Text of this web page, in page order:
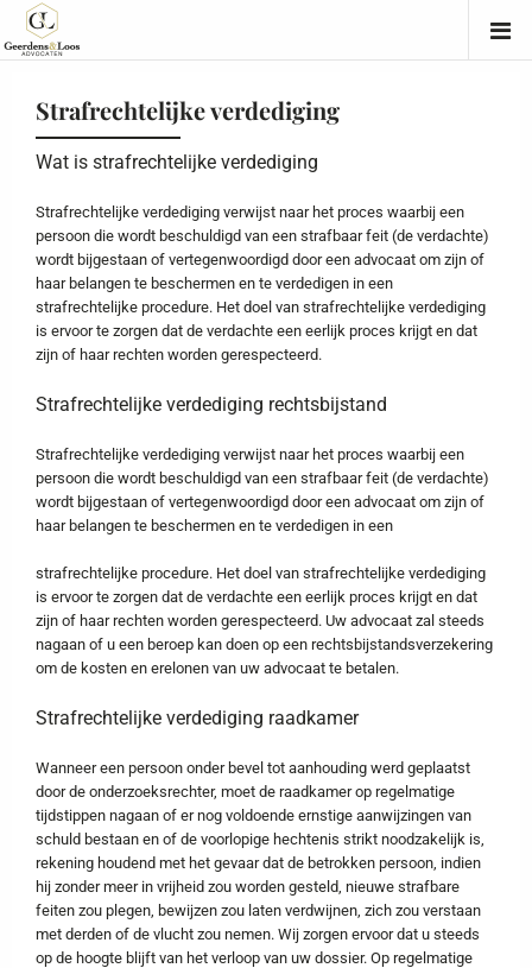
Strafrechtelijke verdediging
Wat is strafrechtelijke verdediging
Strafrechtelijke verdediging verwijst naar het proces waarbij een
persoon die wordt beschuldigd van een strafbaar feit (de verdachte)
wordt bijgestaan of vertegenwoordigd door een advocaat om zijn of
haar belangen te beschermen en te verdedigen in een
strafrechtelijke procedure. Het doel van strafrechtelijke verdediging
is ervoor te zorgen dat de verdachte een eerlijk proces krijgt en dat
zijn of haar rechten worden gerespecteerd.
Strafrechtelijke verdediging rechtsbijstand
Strafrechtelijke verdediging verwijst naar het proces waarbij een
persoon die wordt beschuldigd van een strafbaar feit (de verdachte)
wordt bijgestaan of vertegenwoordigd door een advocaat om zijn of
haar belangen te beschermen en te verdedigen in een
strafrechtelijke procedure. Het doel van strafrechtelijke verdediging
is ervoor te zorgen dat de verdachte een eerlijk proces krijgt en dat
zijn of haar rechten worden gerespecteerd. Uw advocaat zal steeds
nagaan of u een beroep kan doen op een rechtsbijstandsverzekering
om de kosten en erelonen van uw advocaat te betalen.
Strafrechtelijke verdediging raadkamer
Wanneer een persoon onder bevel tot aanhouding werd geplaatst
door de onderzoeksrechter, moet de raadkamer op regelmatige
tijdstippen nagaan of er nog voldoende ernstige aanwijzingen van
schuld bestaan en of de voorlopige hechtenis strikt noodzakelijk is,
rekening houdend met het gevaar dat de betrokken persoon, indien
hij zonder meer in vrijheid zou worden gesteld, nieuwe strafbare
feiten zou plegen, bewijzen zou laten verdwijnen, zich zou verstaan
met derden of de vlucht zou nemen. Wij zorgen ervoor dat u steeds
op de hoogte blijft van het verloop van uw dossier. Op regelmatige